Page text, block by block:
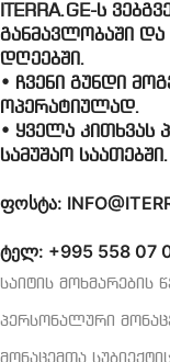
ITERRA.GE-ს
განმავლობაში და
დღეებში.
• ჩვენი გუნდი
ოპერატიულად.
• ყველა კითხვას
სამუშაო საათებში.
ფოსტა:
ტელ: +995 558 07
საიტის მოხმარების
პერსონალური
მონაცემთა